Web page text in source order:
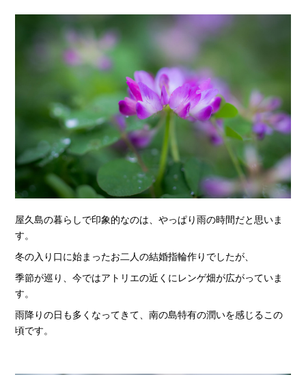
屋久島の暮らしで印象的なのは、やっぱり雨の時間だと思いま
す。
冬の入り口に始まったお二人の結婚指輪作りでしたが、
季節が巡り、今ではアトリエの近くにレンゲ畑が広がっていま
す。
雨降りの日も多くなってきて、南の島特有の潤いを感じるこの
頃です。